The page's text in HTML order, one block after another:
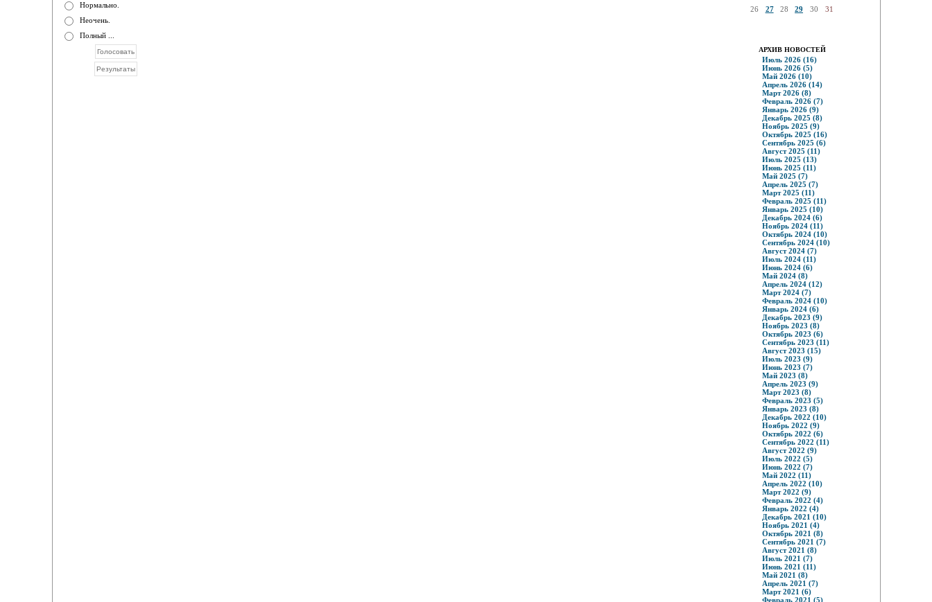
Нормально.
Неочень.
Полный ...
26
27 28 29 30 31
АРХИВ НОВОСТЕЙ
Июль 2026 (16)
Июнь 2026 (5)
Май 2026 (10)
Апрель 2026 (14)
Март 2026 (8)
Февраль 2026 (7)
Январь 2026 (9)
Декабрь 2025 (8)
Ноябрь 2025 (9)
Октябрь 2025 (16)
Сентябрь 2025 (6)
Август 2025 (11)
Июль 2025 (13)
Июнь 2025 (11)
Май 2025 (7)
Апрель 2025 (7)
Март 2025 (11)
Февраль 2025 (11)
Январь 2025 (10)
Декабрь 2024 (6)
Ноябрь 2024 (11)
Октябрь 2024 (10)
Сентябрь 2024 (10)
Август 2024 (7)
Июль 2024 (11)
Июнь 2024 (6)
Май 2024 (8)
Апрель 2024 (12)
Март 2024 (7)
Февраль 2024 (10)
Январь 2024 (6)
Декабрь 2023 (9)
Ноябрь 2023 (8)
Октябрь 2023 (6)
Сентябрь 2023 (11)
Август 2023 (15)
Июль 2023 (9)
Июнь 2023 (7)
Май 2023 (8)
Апрель 2023 (9)
Март 2023 (8)
Февраль 2023 (5)
Январь 2023 (8)
Декабрь 2022 (10)
Ноябрь 2022 (9)
Октябрь 2022 (6)
Сентябрь 2022 (11)
Август 2022 (9)
Июль 2022 (5)
Июнь 2022 (7)
Май 2022 (11)
Апрель 2022 (10)
Март 2022 (9)
Февраль 2022 (4)
Январь 2022 (4)
Декабрь 2021 (10)
Ноябрь 2021 (4)
Октябрь 2021 (8)
Сентябрь 2021 (7)
Август 2021 (8)
Июль 2021 (7)
Июнь 2021 (11)
Май 2021 (8)
Апрель 2021 (7)
Март 2021 (6)
Февраль 2021 (5)